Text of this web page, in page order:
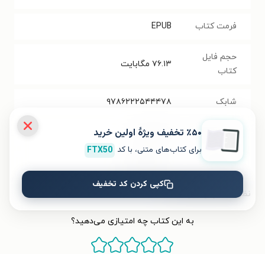
فرمت کتاب EPUB
حجم فایل
کتاب
۷۶.۱۳ مگابایت
شابک ۹۷۸۶۲۲۲۵۴۴۴۷۸
تعداد صفحه‌ها ۲۶۴ صفحه
قیمت کتاب
نظر شما دربارهٔ این کتاب
به این کتاب چه امتیازی می‌دهید؟
٪۵۰ تخفیف ویژۀ اولین خرید
برای کتاب‌های متنی، با کد FTX50
کپی کردن کد تخفیف